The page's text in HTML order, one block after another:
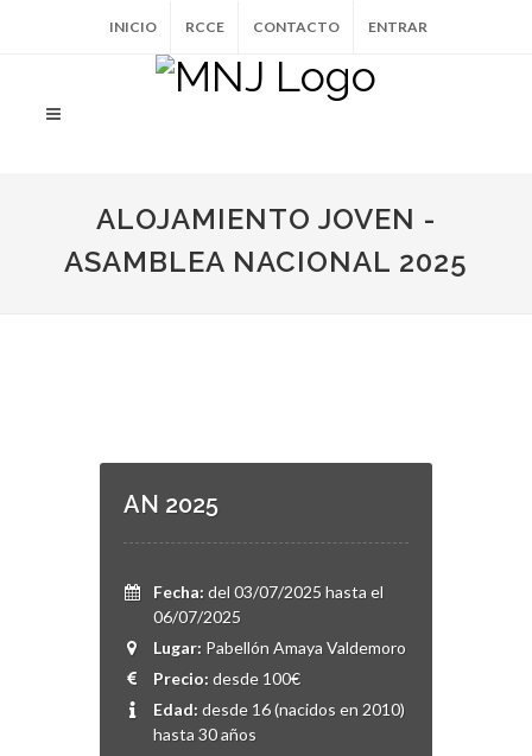
INICIO RCCE CONTACTO ENTRAR
ALOJAMIENTO JOVEN -
ASAMBLEA NACIONAL 2025
AN 2025
Fecha: del 03/07/2025 hasta el
06/07/2025
Lugar: Pabellón Amaya Valdemoro
Precio: desde 100€
Edad: desde 16 (nacidos en 2010)
hasta 30 años